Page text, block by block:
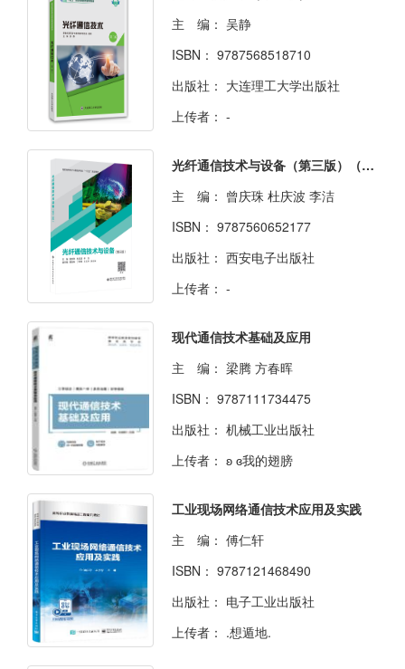
主 编： 吴静
ISBN： 9787568518710
出版社： 大连理工大学出版社
上传者： -
光纤通信技术与设备（第三版）（高职）
主 编： 曾庆珠 杜庆波 李洁
ISBN： 9787560652177
出版社： 西安电子出版社
上传者： -
现代通信技术基础及应用
主 编： 梁腾 方春晖
ISBN： 9787111734475
出版社： 机械工业出版社
上传者： ʚ ɞ我的翅膀
工业现场网络通信技术应用及实践
主 编： 傅仁轩
ISBN： 9787121468490
出版社： 电子工业出版社
上传者： .想遁地.